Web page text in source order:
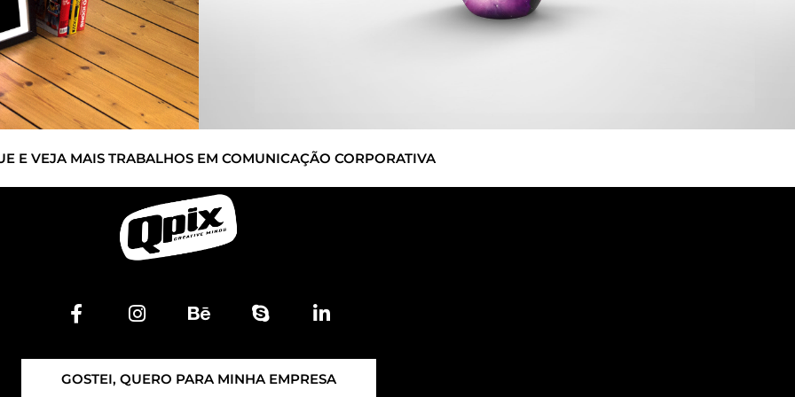
E VEJA MAIS TRABALHOS EM COMUNICAÇÃO CORPORATIVA
GOSTEI, QUERO PARA MINHA EMPRESA